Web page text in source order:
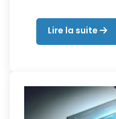
Lire la suite